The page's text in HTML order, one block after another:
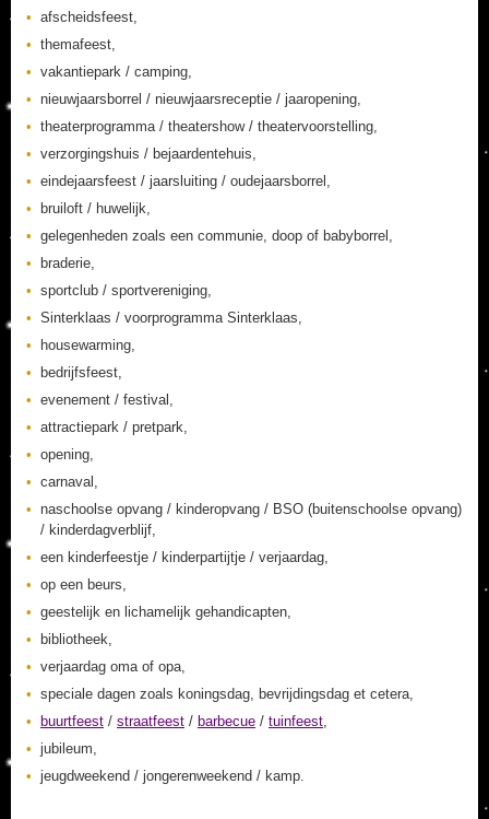
afscheidsfeest,
themafeest,
vakantiepark / camping,
nieuwjaarsborrel / nieuwjaarsreceptie / jaaropening,
theaterprogramma / theatershow / theatervoorstelling,
verzorgingshuis / bejaardentehuis,
eindejaarsfeest / jaarsluiting / oudejaarsborrel,
bruiloft / huwelijk,
gelegenheden zoals een communie, doop of babyborrel,
braderie,
sportclub / sportvereniging,
Sinterklaas / voorprogramma Sinterklaas,
housewarming,
bedrijfsfeest,
evenement / festival,
attractiepark / pretpark,
opening,
carnaval,
naschoolse opvang / kinderopvang / BSO (buitenschoolse opvang)
/ kinderdagverblijf,
een kinderfeestje / kinderpartijtje / verjaardag,
op een beurs,
geestelijk en lichamelijk gehandicapten,
bibliotheek,
verjaardag oma of opa,
speciale dagen zoals koningsdag, bevrijdingsdag et cetera,
buurtfeest / straatfeest / barbecue / tuinfeest,
jubileum,
jeugdweekend / jongerenweekend / kamp.